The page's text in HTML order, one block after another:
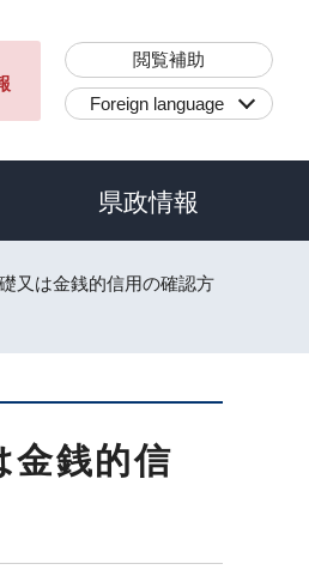
閲覧補助
Foreign language
県政情報
又は金銭的信用の確認方
金銭的信